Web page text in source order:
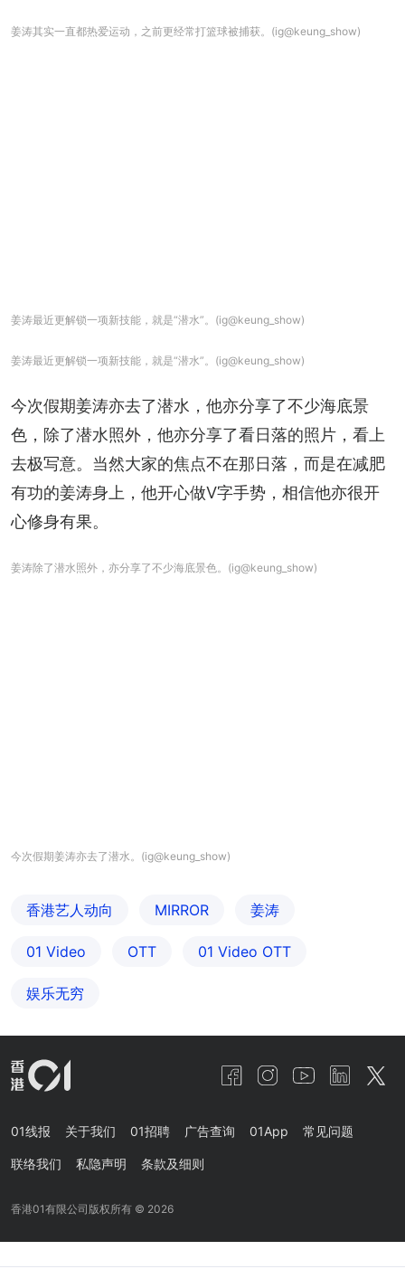
姜涛其实一直都热爱运动，之前更经常打篮球被捕获。(ig@keung_show)
姜涛最近更解锁一项新技能，就是“潜水”。(ig@keung_show)
姜涛最近更解锁一项新技能，就是“潜水”。(ig@keung_show)
今次假期姜涛亦去了潜水，他亦分享了不少海底景
色，除了潜水照外，他亦分享了看日落的照片，看上
去极写意。当然大家的焦点不在那日落，而是在减肥
有功的姜涛身上，他开心做V字手势，相信他亦很开
心修身有果。
姜涛除了潜水照外，亦分享了不少海底景色。(ig@keung_show)
今次假期姜涛亦去了潜水。(ig@keung_show)
香港艺人动向 MIRROR 姜涛
01 Video OTT 01‌ ‌Video‌ ‌OTT
娱乐无穷
01线报 关于我们 01招聘 广告查询 01App 常见问题
联络我们 私隐声明 条款及细则
香港01有限公司版权所有 © 2026